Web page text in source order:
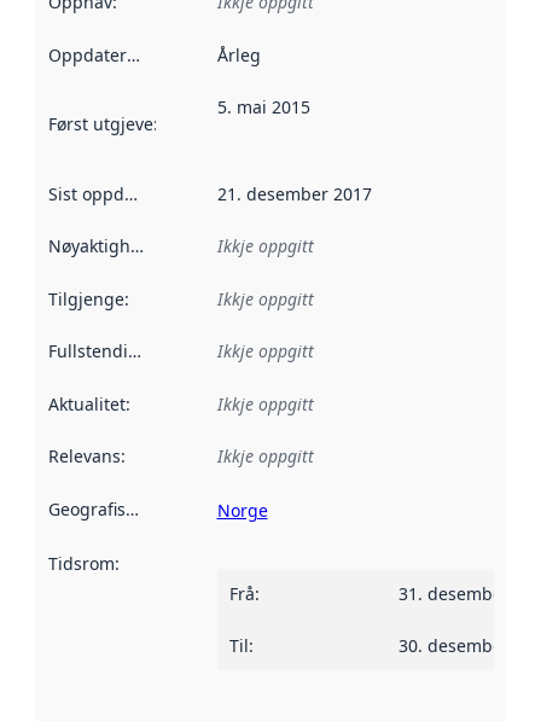
Oppdateringsfrekvens :
Årleg
Først utgjeve:
5. mai 2015
Sist oppdatert 21. desember 2017
Nøyaktigheit Ikkje oppgitt
Tilgjenge: Ikkje oppgitt
Fullstendigheit Ikkje oppgitt
Aktualitet: Ikkje oppgitt
Relevans: Ikkje oppgitt
Geografisk område Norge
Tidsrom:
Frå: 31. desember
Til: 30. desember